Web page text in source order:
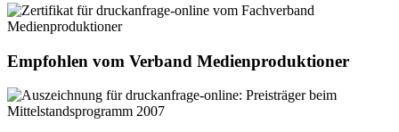
Empfohlen vom Verband Medienproduktioner